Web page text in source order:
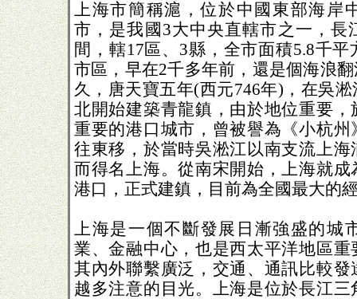
上海市簡稱滬，位於中國東部海岸
市，是我國3大中央直轄市之一，長
間，轄17區、3縣，全市面積5.8千
市區，早在2千多年前，還是個海浪
久，唐天寶五年(西元746年)，在吳
北開始建築青龍鎮，由於地位重要
重要的港口城市，曾被譽為《小杭
往東移，於當時吳淞江以南支流上
而得名上海。從南宋開始，上海就
港口，正式建鎮，目前為全國最大的
上海是一個不斷發展日漸強盛的城
業、金融中心，也是西太平洋地區
其內外聯繫廣泛，交通、通訊比較
越多注意的目光。上海是位於長江